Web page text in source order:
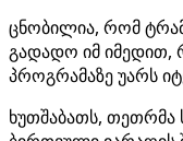
ცნობილია, რომ
გადადო იმ
პროგრამაზე უარს
ხუთშაბათს, თეთრმა